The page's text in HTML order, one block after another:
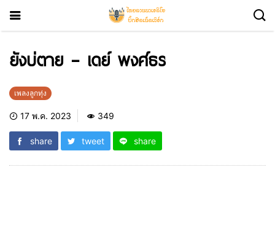
ยังบ่ตาย – เดย์ พงศ์ธร
เพลงลูกทุ่ง
17 พ.ค. 2023 349
share tweet share